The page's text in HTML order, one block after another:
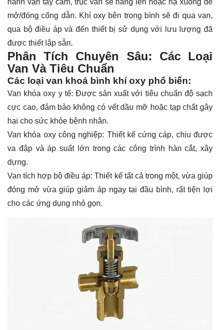
hành vặn tay cầm, trục van sẽ nâng lên hoặc hạ xuống để
mở/đóng cổng dẫn. Khí oxy bên trong bình sẽ đi qua van,
qua bộ điều áp và đến thiết bị sử dụng với lưu lượng đã
được thiết lập sẵn.
Phân Tích Chuyên Sâu: Các Loại
Van Và Tiêu Chuẩn
Các loại van khoá bình khí oxy phổ biến:
Van khóa oxy y tế: Được sản xuất với tiêu chuẩn độ sạch
cực cao, đảm bảo không có vết dầu mỡ hoặc tạp chất gây
hại cho sức khỏe bệnh nhân.
Van khóa oxy công nghiệp: Thiết kế cứng cáp, chịu được
va đập và áp suất lớn trong các công trình hàn cắt, xây
dựng.
Van tích hợp bộ điều áp: Thiết kế tất cả trong một, vừa giúp
đóng mở vừa giúp giảm áp ngay tại đầu bình, rất tiện lợi
cho các ứng dụng nhỏ gọn.